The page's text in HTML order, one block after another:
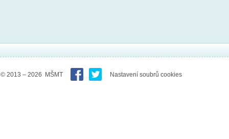
© 2013 – 2026 MŠMT Nastavení soubrů cookies